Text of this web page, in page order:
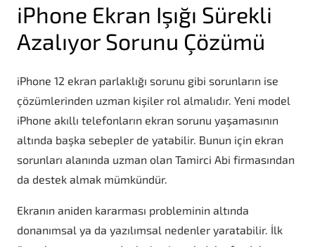
iPhone Ekran Işığı Sürekli
Azalıyor Sorunu Çözümü
iPhone 12 ekran parlaklığı sorunu gibi sorunların ise
çözümlerinden uzman kişiler rol almalıdır. Yeni model
iPhone akıllı telefonların ekran sorunu yaşamasının
altında başka sebepler de yatabilir. Bunun için ekran
sorunları alanında uzman olan Tamirci Abi firmasından
da destek almak mümkündür.
Ekranın aniden kararması probleminin altında
donanımsal ya da yazılımsal nedenler yaratabilir. İlk